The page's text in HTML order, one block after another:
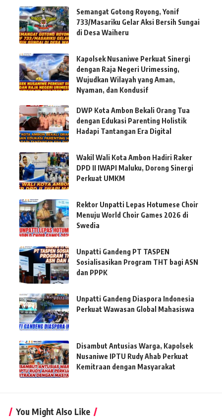
Semangat Gotong Royong, Yonif
733/Masariku Gelar Aksi Bersih Sungai
di Desa Waiheru
Kapolsek Nusaniwe Perkuat Sinergi
dengan Raja Negeri Urimessing,
Wujudkan Wilayah yang Aman,
Nyaman, dan Kondusif
DWP Kota Ambon Bekali Orang Tua
dengan Edukasi Parenting Holistik
Hadapi Tantangan Era Digital
Wakil Wali Kota Ambon Hadiri Raker
DPD II IWAPI Maluku, Dorong Sinergi
Perkuat UMKM
Rektor Unpatti Lepas Hotumese Choir
Menuju World Choir Games 2026 di
Swedia
Unpatti Gandeng PT TASPEN
Sosialisasikan Program THT bagi ASN
dan PPPK
Unpatti Gandeng Diaspora Indonesia
Perkuat Wawasan Global Mahasiswa
Disambut Antusias Warga, Kapolsek
Nusaniwe IPTU Rudy Ahab Perkuat
Kemitraan dengan Masyarakat
You Might Also Like